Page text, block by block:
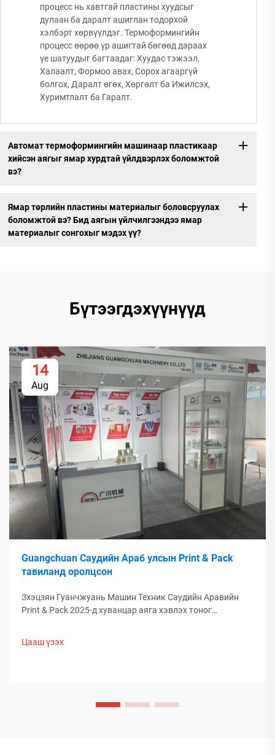
процесс нь хавтгай пластины хуудсыг
дулаан ба даралт ашиглан тодорхой
хэлбэрт хөрвүүлдэг. Термоформингийн
процесс өөрөө үр ашигтай бөгөөд дараах
үе шатуудыг багтаадаг: Хуудас тэжээл,
Халаалт, Формоо авах, Сорох агааргүй
болгох, Даралт өгөх, Хөргөлт ба Ижилсэх,
Хуримтлалт ба Гаралт.
Автомат термоформингийн машинаар пластикаар
хийсэн аягыг ямар хурдтай үйлдвэрлэх боломжтой
вэ?
Ямар төрлийн пластины материалыг боловсруулах
боломжтой вэ? Бид аягын үйлчилгээндээ ямар
материалыг сонгохыг мэдэх үү?
Бүтээгдэхүүнүүд
14
Aug
Guangchuan Саудийн Араб улсын Print & Pack
тавиланд оролцсон
Зхэцзян Гуанчжуань Машин Техник Саудийн Аравийн
Print & Pack 2025-д хуванцар аяга хэвлэх тоног
үйлдвэрлэлийн дэлхийн боодлын чиг хандлагыг хэрхэн
Цааш үзэх